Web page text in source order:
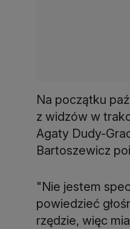
Na początku
z widzów w
Agaty Dudy-
Bartoszewicz
"Nie jestem
powiedzieć
rzędzie, więc